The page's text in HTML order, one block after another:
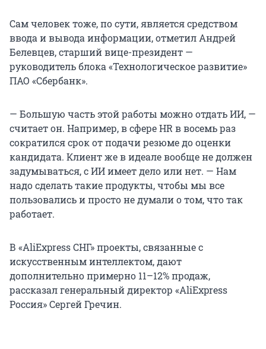
Сам человек тоже, по сути, является средством
ввода и вывода информации, отметил Андрей
Белевцев, старший вице-президент —
руководитель блока «Технологическое развитие»
ПАО «Сбербанк».
— Большую часть этой работы можно отдать ИИ, —
считает он. Например, в сфере HR в восемь раз
сократился срок от подачи резюме до оценки
кандидата. Клиент же в идеале вообще не должен
задумываться, с ИИ имеет дело или нет. — Нам
надо сделать такие продукты, чтобы мы все
пользовались и просто не думали о том, что так
работает.
В «AliExpress СНГ» проекты, связанные с
искусственным интеллектом, дают
дополнительно примерно 11–12% продаж,
рассказал генеральный директор «AliExpress
Россия» Сергей Гречин.